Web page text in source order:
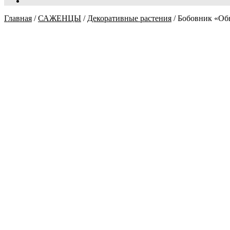
Главная /САЖЕНЦЫ / Декоративные растения /Бобовник